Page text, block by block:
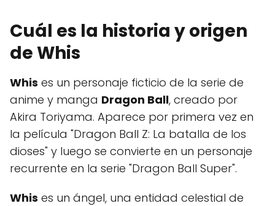
Cuál es la historia y origen
de Whis
Whis es un personaje ficticio de la serie de
anime y manga Dragon Ball, creado por
Akira Toriyama. Aparece por primera vez en
la película "Dragon Ball Z: La batalla de los
dioses" y luego se convierte en un personaje
recurrente en la serie "Dragon Ball Super".
Whis es un ángel, una entidad celestial de